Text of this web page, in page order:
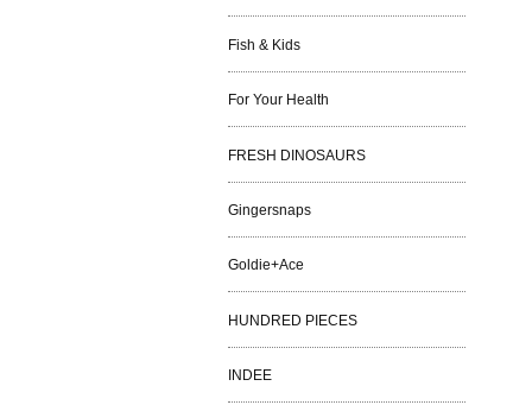
Fish & Kids
For Your Health
FRESH DINOSAURS
Gingersnaps
Goldie+Ace
HUNDRED PIECES
INDEE